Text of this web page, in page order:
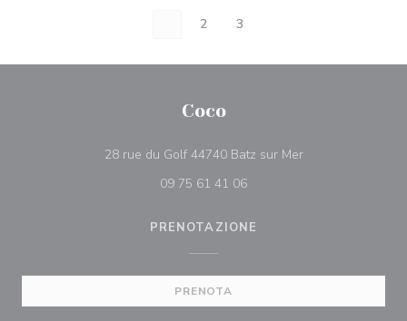
2 3
Coco
28 rue du Golf 44740 Batz sur Mer((apre una nuova
09 75 61 41 06
PRENOTAZIONE
PRENOTA